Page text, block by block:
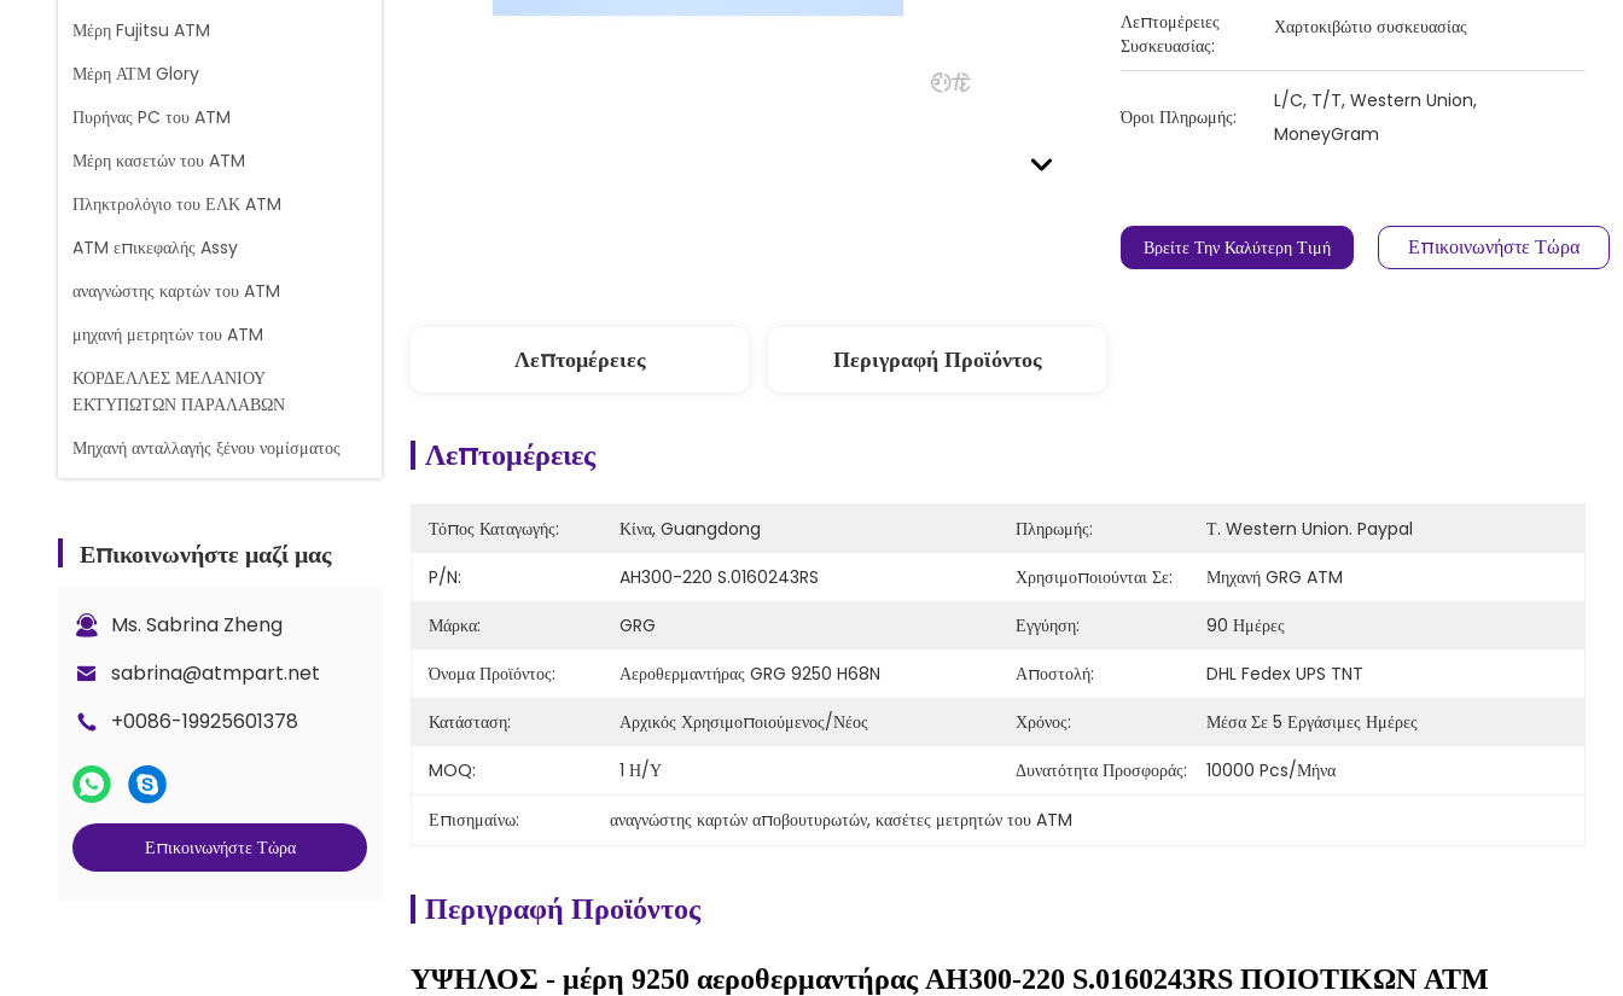
Μέρη Fujitsu ATM
Μέρη ΑΤΜ Glory
Πυρήνας PC του ATM
Μέρη κασετών του ATM
Πληκτρολόγιο του ΕΛΚ ATM
ATM επικεφαλής Assy
αναγνώστης καρτών του ATM
μηχανή μετρητών του ATM
ΚΟΡΔΕΛΛΕΣ ΜΕΛΑΝΙΟΥ
ΕΚΤΥΠΩΤΩΝ ΠΑΡΑΛΑΒΩΝ
Μηχανή ανταλλαγής ξένου νομίσματος
Κλειδαριά και κλειδιά
Ανταλλακτικά μετρητή G+D BPS C5
Επικοινωνήστε μαζί μας
Ms. Sabrina Zheng
sabrina@atmpart.net
+0086-19925601378
Επικοινωνήστε Τώρα
Λεπτομέρειες
Συσκευασίας:
Χαρτοκιβώτιο συσκευασίας
Όροι Πληρωμής:
L/C, T/T, Western Union,
MoneyGram
Βρείτε Την Καλύτερη Τιμή Επικοινωνήστε Τώρα
Λεπτομέρειες Περιγραφή Προϊόντος
Λεπτομέρειες
Τόπος Καταγωγής: Κίνα, Guangdong Πληρωμής:
Τ. Western Union. Paypal
P/N:
AH300-220 S.0160243RS Χρησιμοποιούνται Σε:
Μηχανή GRG ATM
Μάρκα:
GRG Εγγύηση:
90 Ημέρες
Όνομα Προϊόντος:
Αεροθερμαντήρας GRG 9250 H68N Αποστολή:
DHL Fedex UPS TNT
Κατάσταση:
Αρχικός Χρησιμοποιούμενος/νέος Χρόνος:
Μέσα Σε 5 Εργάσιμες Ημέρες
MOQ:
1 Η/υ Δυνατότητα Προσφοράς: 10000 Pcs/μήνα
Επισημαίνω: αναγνώστης καρτών αποβουτυρωτών, κασέτες μετρητών του ATM
Περιγραφή Προϊόντος
ΥΨΗΛΟΣ - μέρη 9250 αεροθερμαντήρας AH300-220 S.0160243RS ΠΟΙΟΤΙΚΩΝ ATM